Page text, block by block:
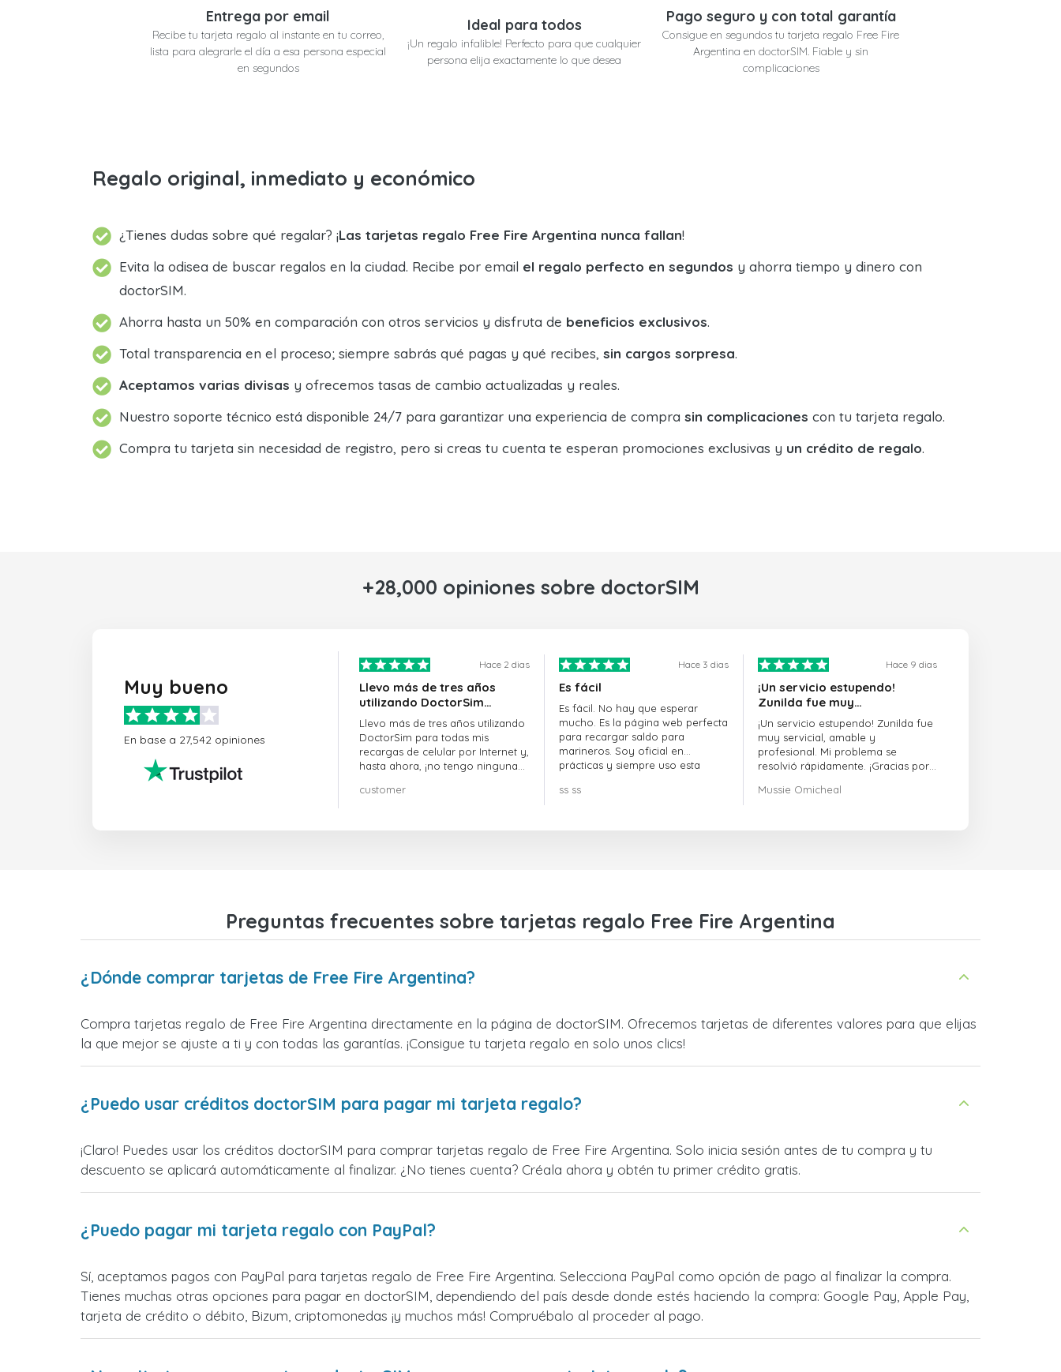
Entrega por email
Recibe tu tarjeta regalo al instante en tu correo,
lista para alegrarle el día a esa persona especial
en segundos
Ideal para todos
¡Un regalo infalible! Perfecto para que cualquier
persona elija exactamente lo que desea
Pago seguro y con total garantía
Consigue en segundos tu tarjeta regalo Free Fire
Argentina en doctorSIM. Fiable y sin
complicaciones
Regalo original, inmediato y económico
¿Tienes dudas sobre qué regalar? ¡Las tarjetas regalo Free Fire Argentina nunca fallan!
Evita la odisea de buscar regalos en la ciudad. Recibe por email el regalo perfecto en segundos y ahorra tiempo y dinero con
doctorSIM.
Ahorra hasta un 50% en comparación con otros servicios y disfruta de beneficios exclusivos.
Total transparencia en el proceso; siempre sabrás qué pagas y qué recibes, sin cargos sorpresa.
Aceptamos varias divisas y ofrecemos tasas de cambio actualizadas y reales.
Nuestro soporte técnico está disponible 24/7 para garantizar una experiencia de compra sin complicaciones con tu tarjeta regalo.
Compra tu tarjeta sin necesidad de registro, pero si creas tu cuenta te esperan promociones exclusivas y un crédito de regalo.
+28,000 opiniones sobre doctorSIM
Muy bueno
En base a 27,542 opiniones
Hace 2 dias
Llevo más de tres años
utilizando DoctorSim…
Llevo más de tres años utilizando
DoctorSim para todas mis
recargas de celular por Internet y,
hasta ahora, ¡no tengo ninguna
customer
Hace 3 dias
Es fácil
Es fácil. No hay que esperar
mucho. Es la página web perfecta
para recargar saldo para
marineros. Soy oficial en
prácticas y siempre uso esta
ss ss
Hace 9 dias
¡Un servicio estupendo!
Zunilda fue muy…
¡Un servicio estupendo! Zunilda fue
muy servicial, amable y
profesional. Mi problema se
resolvió rápidamente. ¡Gracias por
Mussie Omicheal
Preguntas frecuentes sobre tarjetas regalo Free Fire Argentina
¿Dónde comprar tarjetas de Free Fire Argentina?
Compra tarjetas regalo de Free Fire Argentina directamente en la página de doctorSIM. Ofrecemos tarjetas de diferentes valores para que elijas
la que mejor se ajuste a ti y con todas las garantías. ¡Consigue tu tarjeta regalo en solo unos clics!
¿Puedo usar créditos doctorSIM para pagar mi tarjeta regalo?
¡Claro! Puedes usar los créditos doctorSIM para comprar tarjetas regalo de Free Fire Argentina. Solo inicia sesión antes de tu compra y tu
descuento se aplicará automáticamente al finalizar. ¿No tienes cuenta? Créala ahora y obtén tu primer crédito gratis.
¿Puedo pagar mi tarjeta regalo con PayPal?
Sí, aceptamos pagos con PayPal para tarjetas regalo de Free Fire Argentina. Selecciona PayPal como opción de pago al finalizar la compra.
Tienes muchas otras opciones para pagar en doctorSIM, dependiendo del país desde donde estés haciendo la compra: Google Pay, Apple Pay,
tarjeta de crédito o débito, Bizum, criptomonedas ¡y muchos más! Compruébalo al proceder al pago.